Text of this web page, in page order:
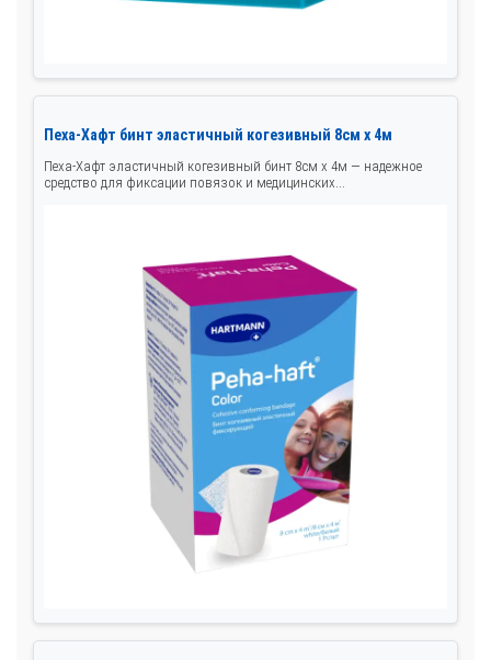
Пеха-Хафт бинт эластичный когезивный 8см x 4м
Пеха-Хафт эластичный когезивный бинт 8см x 4м — надежное
средство для фиксации повязок и медицинских...